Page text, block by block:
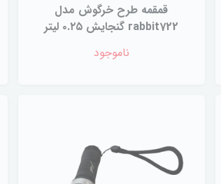
قمقمه طرح خرگوش مدل
rabbit722 گنجایش ۰.۲۵ لیتر
ناموجود